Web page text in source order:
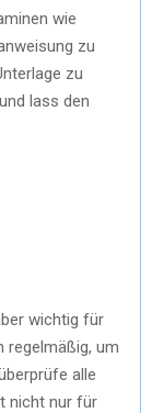
wie
zu
zu
lass den
wichtig für
regelmäßig, um
alle
nicht nur für